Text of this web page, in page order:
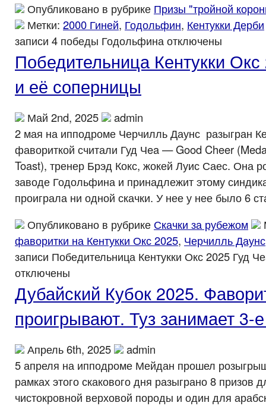
Опубликовано в рубрике Призы "тройной
Метки: 2000 Гиней, Годольфин, Кентукки Дерби
записи 4 победы Годольфина отключены
Победительница Кентукки
и её соперницы
Май 2nd, 2025
admin
2 мая на ипподроме Черчилль Даунс разыгран
фавориткой считали Гуд Чea — Good Cheer
Toast), тренер Брэд Кокс, жокей Луис Саес. Она
заводе Годольфина и принадлежит этому
проиграла ни одной скачки. У нее у нее было 6
Опубликовано в рубрике Скачки за рубежом
фаворитки на Кентукки Окс 2025, Черчилль Даунс
записи Победительница Кентукки Окс 2025 Гуд
отключены
Дубайский Кубок 2025.
проигрывают. Туз занимает 3-
Апрель 6th, 2025
admin
5 апреля на ипподроме Мейдан прошел
рамках этого скакового дня разыграно 8 призов
чистокровной верховой породы и один для